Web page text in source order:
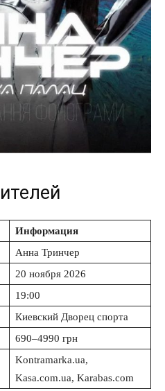
Информация
Анна Тринчер
20 ноября 2026
19:00
Киевский Дворец спорта
690–4990 грн
Kontramarka.ua,
Kasa.com.ua, Karabas.com